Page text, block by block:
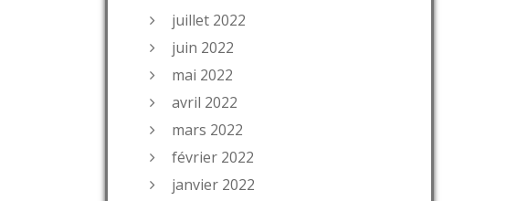
juillet 2022
juin 2022
mai 2022
avril 2022
mars 2022
février 2022
janvier 2022